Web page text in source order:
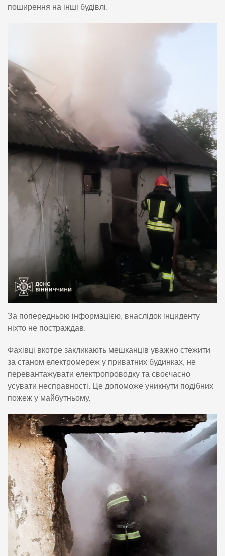
поширення на інші будівлі.
За попередньою інформацією, внаслідок інциденту
ніхто не постраждав.
Фахівці вкотре закликають мешканців уважно стежити
за станом електромереж у приватних будинках, не
перевантажувати електропроводку та своєчасно
усувати несправності. Це допоможе уникнути подібних
пожеж у майбутньому.